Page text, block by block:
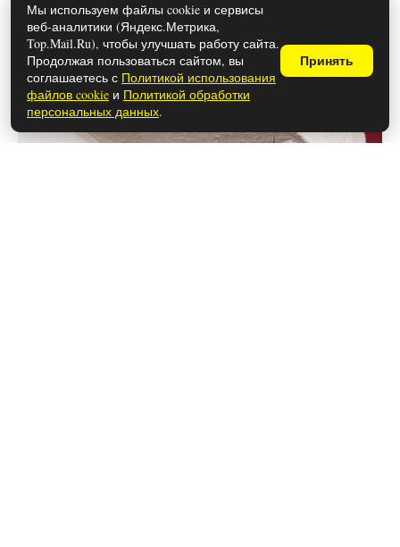
Как убрать паутину с потолка и стен:
простые лайфхаки
Мы используем файлы cookie и сервисы
веб-аналитики (Яндекс.Метрика,
Top.Mail.Ru), чтобы улучшать работу сайта.
Продолжая пользоваться сайтом, вы
соглашаетесь с Политикой использования
файлов cookie и Политикой обработки
персональных данных.
Принять